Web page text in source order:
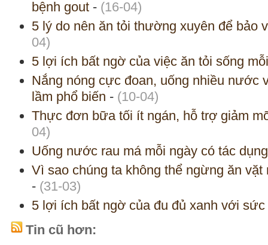
bệnh gout - (16-04)
5 lý do nên ăn tỏi thường xuyên để bảo
04)
5 lợi ích bất ngờ của việc ăn tỏi sống
Nắng nóng cực đoan, uống nhiều nước
lầm phổ biến - (10-04)
Thực đơn bữa tối ít ngán, hỗ trợ giảm
04)
Uống nước rau má mỗi ngày có tác
Vì sao chúng ta không thể ngừng ăn vặt
- (31-03)
5 lợi ích bất ngờ của đu đủ xanh với sức
Tin cũ hơn: